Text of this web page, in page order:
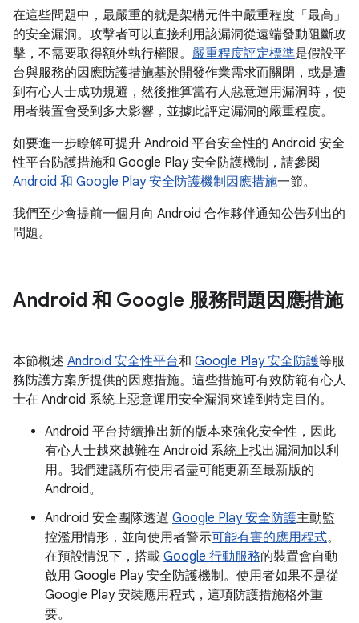
在這些問題中，最嚴重的就是架構元件中嚴重程度「最高」
的安全漏洞。攻擊者可以直接利用該漏洞從遠端發動阻斷攻
擊，不需要取得額外執行權限。 嚴重程度評定標準是假設平
台與服務的因應防護措施基於開發作業需求而關閉，或是遭
到有心人士成功規避，然後推算當有人惡意運用漏洞時，使
用者裝置會受到多大影響，並據此評定漏洞的嚴重程度。
如要進一步瞭解可提升 Android 平台安全性的 Android 安全
性平台防護措施和 Google Play 安全防護機制，請參閱
Android 和 Google Play 安全防護機制因應措施一節。
我們至少會提前一個月向 Android 合作夥伴通知公告列出的
問題。
Android 和 Google 服務問題因應措施
本節概述 Android 安全性平台和 Google Play 安全防護等服
務防護方案所提供的因應措施。這些措施可有效防範有心人
士在 Android 系統上惡意運用安全漏洞來達到特定目的。
Android 平台持續推出新的版本來強化安全性，因此
有心人士越來越難在 Android 系統上找出漏洞加以利
用。我們建議所有使用者盡可能更新至最新版的
Android。
Android 安全團隊透過 Google Play 安全防護主動監
控濫用情形，並向使用者警示可能有害的應用程式。
在預設情況下，搭載 Google 行動服務的裝置會自動
啟用 Google Play 安全防護機制。使用者如果不是從
Google Play 安裝應用程式，這項防護措施格外重
要。